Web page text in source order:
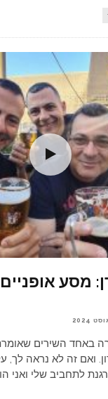
מסע
באחד השירים
ואם זה לא נראה לך,
לתחביב שלי ואני